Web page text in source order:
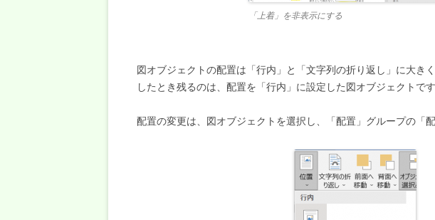
「上着」を非表示にする
図オブジェクトの配置は「行内」と「文字列の折り返し」に大き
したとき残るのは、配置を「行内」に設定した図オブジェクトです
配置の変更は、図オブジェクトを選択し、「配置」グループの「